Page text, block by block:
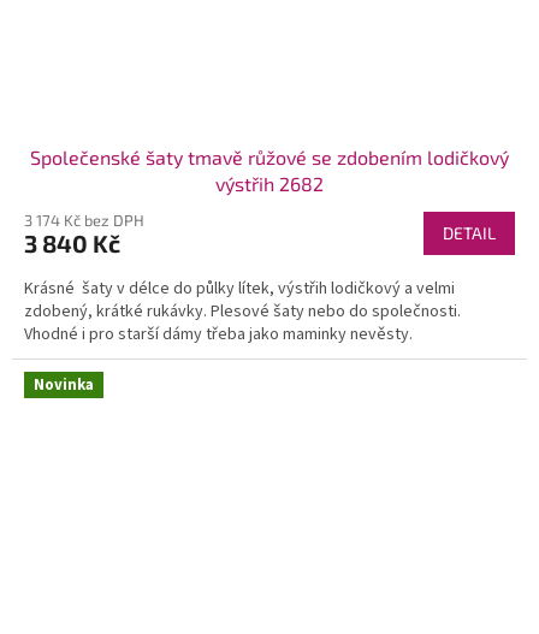
Společenské šaty tmavě růžové se zdobením lodičkový
výstřih 2682
3 174 Kč bez DPH
3 840 Kč DETAIL
Krásné šaty v délce do půlky lítek, výstřih lodičkový a velmi
zdobený, krátké rukávky. Plesové šaty nebo do společnosti.
Vhodné i pro starší dámy třeba jako maminky nevěsty.
Novinka